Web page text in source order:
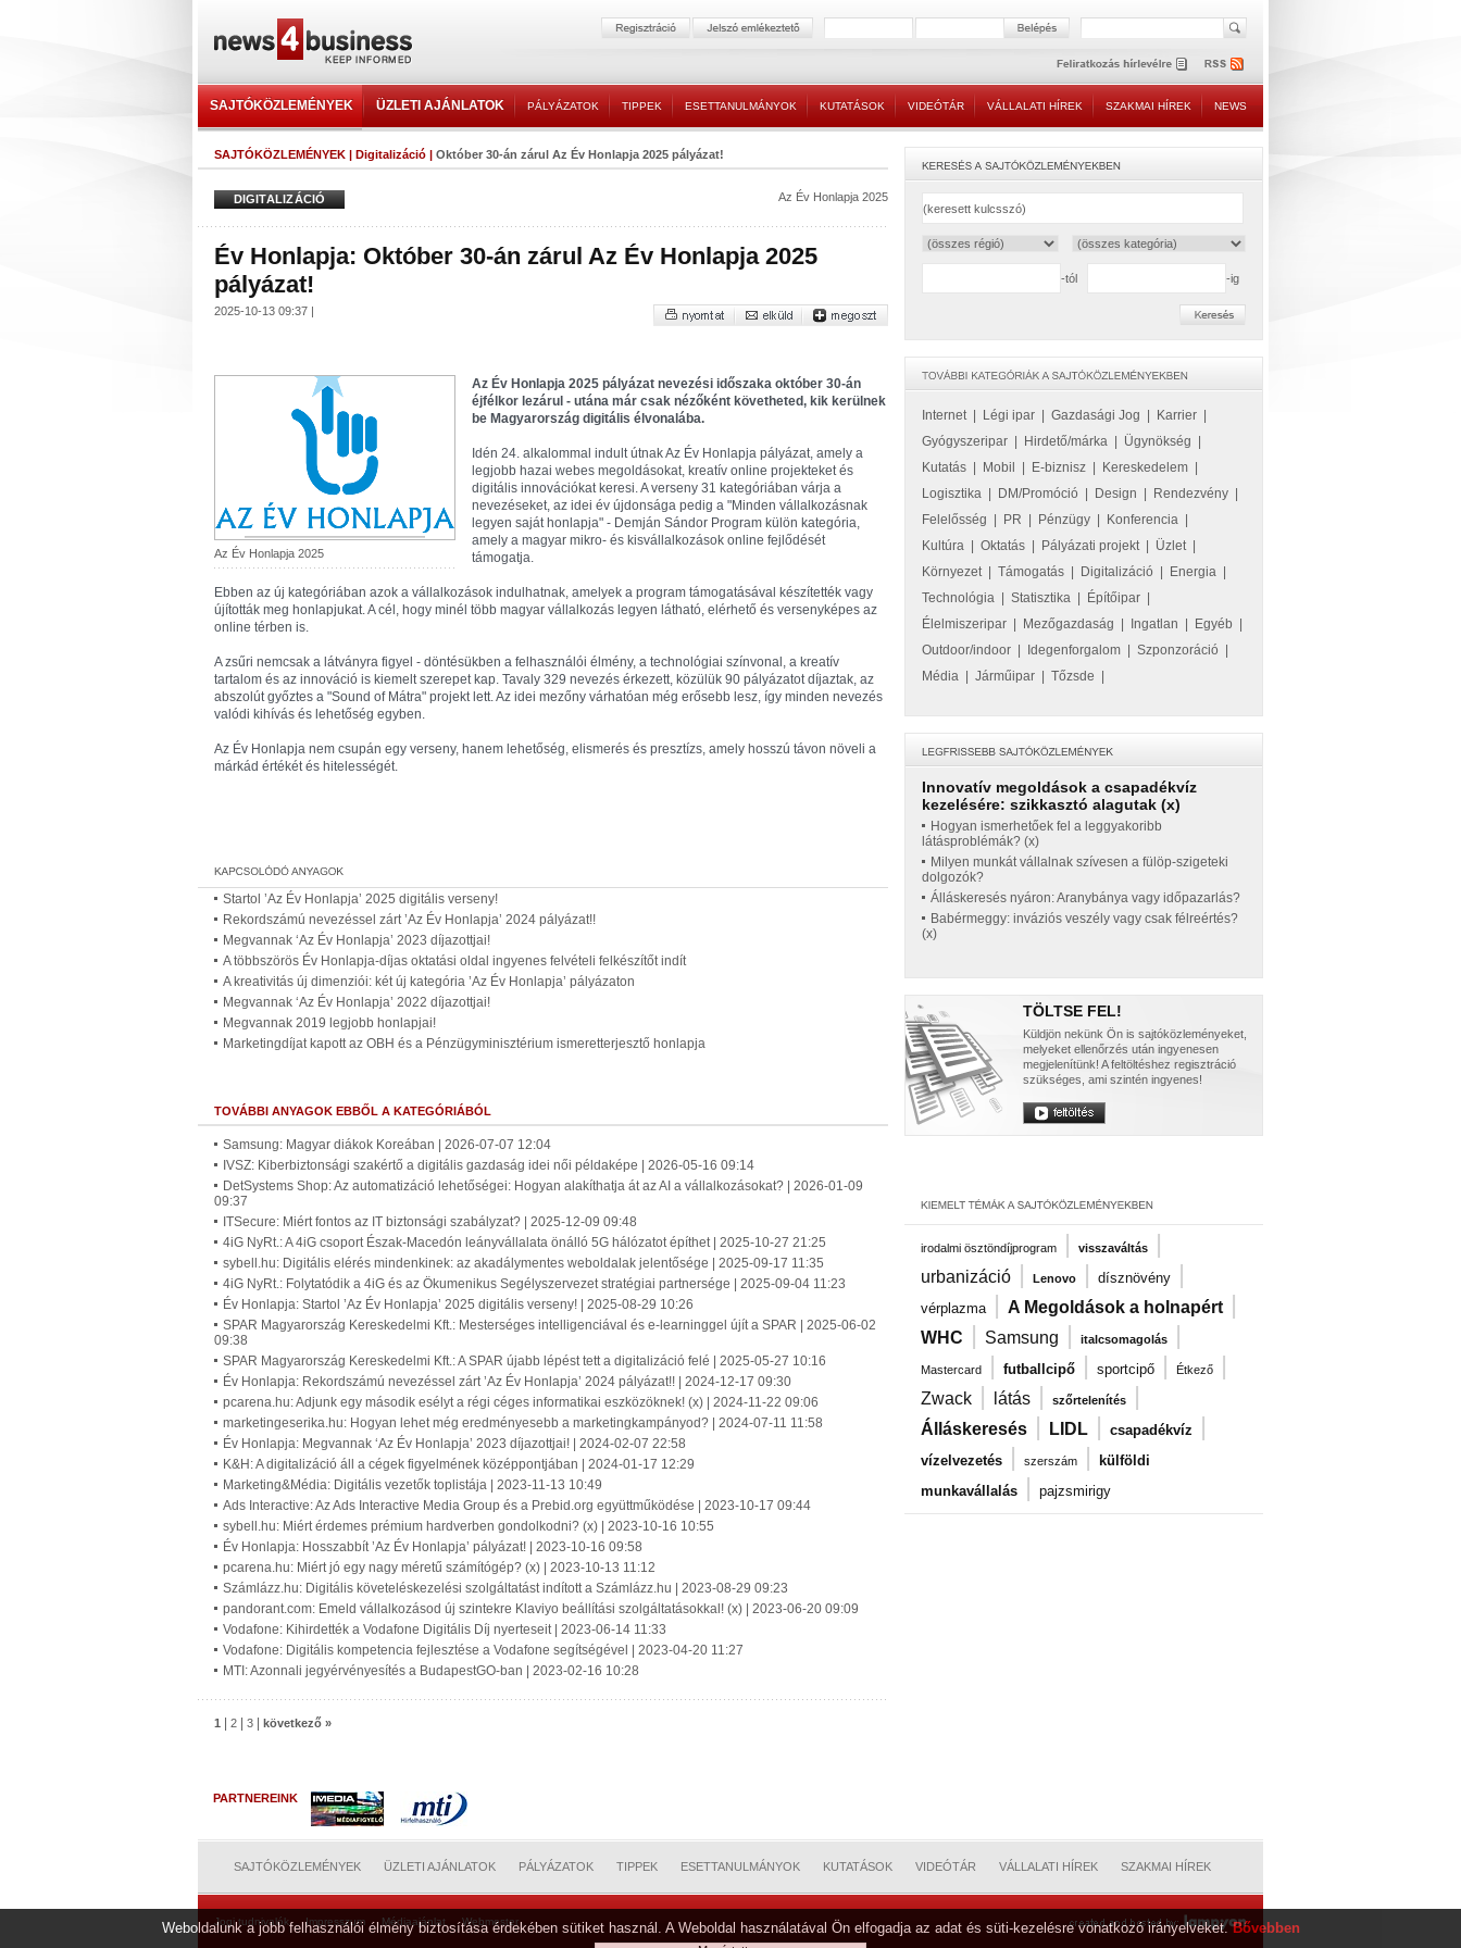
SAJTÓKÖZLEMÉNYEK ÜZLETI AJÁNLATOK PÁLYÁZATOK TIPPEK ESETTANULMÁNYOK KUTATÁSOK VIDEÓTÁR VÁLLALATI HÍREK SZAKMAI HÍREK NEWS
SAJTÓKÖZLEMÉNYEK | Digitalizáció | Október 30-án zárul Az Év Honlapja 2025 pályázat!
DIGITALIZÁCIÓ Az Év Honlapja 2025
Év Honlapja: Október 30-án zárul Az Év Honlapja 2025
pályázat!
2025-10-13 09:37 |
Az Év Honlapja 2025
Az Év Honlapja 2025 pályázat nevezési időszaka október 30-án
éjfélkor lezárul - utána már csak nézőként követheted, kik kerülnek
be Magyarország digitális élvonalába.
Idén 24. alkalommal indult útnak Az Év Honlapja pályázat, amely a
legjobb hazai webes megoldásokat, kreatív online projekteket és
digitális innovációkat keresi. A verseny 31 kategóriában várja a
nevezéseket, az idei év újdonsága pedig a "Minden vállalkozásnak
legyen saját honlapja" - Demján Sándor Program külön kategória,
amely a magyar mikro- és kisvállalkozások online fejlődését
támogatja.
Ebben az új kategóriában azok a vállalkozások indulhatnak, amelyek a program támogatásával készítették vagy
újították meg honlapjukat. A cél, hogy minél több magyar vállalkozás legyen látható, elérhető és versenyképes az
online térben is.
A zsűri nemcsak a látványra figyel - döntésükben a felhasználói élmény, a technológiai színvonal, a kreatív
tartalom és az innováció is kiemelt szerepet kap. Tavaly 329 nevezés érkezett, közülük 90 pályázatot díjaztak, az
abszolút győztes a "Sound of Mátra" projekt lett. Az idei mezőny várhatóan még erősebb lesz, így minden nevezés
valódi kihívás és lehetőség egyben.
Az Év Honlapja nem csupán egy verseny, hanem lehetőség, elismerés és presztízs, amely hosszú távon növeli a
márkád értékét és hitelességét.
Startol ’Az Év Honlapja’ 2025 digitális verseny!
Rekordszámú nevezéssel zárt ’Az Év Honlapja’ 2024 pályázat!!
Megvannak ‘Az Év Honlapja’ 2023 díjazottjai!
A többszörös Év Honlapja-díjas oktatási oldal ingyenes felvételi felkészítőt indít
A kreativitás új dimenziói: két új kategória ’Az Év Honlapja’ pályázaton
Megvannak ‘Az Év Honlapja’ 2022 díjazottjai!
Megvannak 2019 legjobb honlapjai!
Marketingdíjat kapott az OBH és a Pénzügyminisztérium ismeretterjesztő honlapja
TOVÁBBI ANYAGOK EBBŐL A KATEGÓRIÁBÓL
Samsung: Magyar diákok Koreában | 2026-07-07 12:04
IVSZ: Kiberbiztonsági szakértő a digitális gazdaság idei női példaképe | 2026-05-16 09:14
DetSystems Shop: Az automatizáció lehetőségei: Hogyan alakíthatja át az AI a vállalkozásokat? | 2026-01-09
09:37
ITSecure: Miért fontos az IT biztonsági szabályzat? | 2025-12-09 09:48
4iG NyRt.: A 4iG csoport Észak-Macedón leányvállalata önálló 5G hálózatot építhet | 2025-10-27 21:25
sybell.hu: Digitális elérés mindenkinek: az akadálymentes weboldalak jelentősége | 2025-09-17 11:35
4iG NyRt.: Folytatódik a 4iG és az Ökumenikus Segélyszervezet stratégiai partnersége | 2025-09-04 11:23
Év Honlapja: Startol ’Az Év Honlapja’ 2025 digitális verseny! | 2025-08-29 10:26
SPAR Magyarország Kereskedelmi Kft.: Mesterséges intelligenciával és e-learninggel újít a SPAR | 2025-06-02
09:38
SPAR Magyarország Kereskedelmi Kft.: A SPAR újabb lépést tett a digitalizáció felé | 2025-05-27 10:16
Év Honlapja: Rekordszámú nevezéssel zárt ’Az Év Honlapja’ 2024 pályázat!! | 2024-12-17 09:30
pcarena.hu: Adjunk egy második esélyt a régi céges informatikai eszközöknek! (x) | 2024-11-22 09:06
marketingeserika.hu: Hogyan lehet még eredményesebb a marketingkampányod? | 2024-07-11 11:58
Év Honlapja: Megvannak ‘Az Év Honlapja’ 2023 díjazottjai! | 2024-02-07 22:58
K&H: A digitalizáció áll a cégek figyelmének középpontjában | 2024-01-17 12:29
Marketing&Média: Digitális vezetők toplistája | 2023-11-13 10:49
Ads Interactive: Az Ads Interactive Media Group és a Prebid.org együttműködése | 2023-10-17 09:44
sybell.hu: Miért érdemes prémium hardverben gondolkodni? (x) | 2023-10-16 10:55
Év Honlapja: Hosszabbít ’Az Év Honlapja’ pályázat! | 2023-10-16 09:58
pcarena.hu: Miért jó egy nagy méretű számítógép? (x) | 2023-10-13 11:12
Számlázz.hu: Digitális követeléskezelési szolgáltatást indított a Számlázz.hu | 2023-08-29 09:23
pandorant.com: Emeld vállalkozásod új szintekre Klaviyo beállítási szolgáltatásokkal! (x) | 2023-06-20 09:09
Vodafone: Kihirdették a Vodafone Digitális Díj nyerteseit | 2023-06-14 11:33
Vodafone: Digitális kompetencia fejlesztése a Vodafone segítségével | 2023-04-20 11:27
MTI: Azonnali jegyérvényesítés a BudapestGO-ban | 2023-02-16 10:28
1 2 3 következő »
-tól -ig
Internet| Légi ipar Gazdasági Jog Karrier
Gyógyszeripar
Hirdető/márka Ügynökség
Kutatás
Mobil E-biznisz Kereskedelem
Logisztika
DM/Promóció Design Rendezvény
Felelősség
PR Pénzügy Konferencia
Kultúra
Oktatás Pályázati projekt| Üzlet|
Környezet| Támogatás Digitalizáció Energia
Technológia
Statisztika Építőipar
Élelmiszeripar
Mezőgazdaság Ingatlan Egyéb
Outdoor/indoor
Idegenforgalom Szponzoráció
Média
Járműipar Tőzsde
Innovatív megoldások a csapadékvíz
kezelésére: szikkasztó alagutak (x)
Hogyan ismerhetőek fel a leggyakoribb
látásproblémák? (x)
Milyen munkát vállalnak szívesen a fülöp-szigeteki
dolgozók?
Álláskeresés nyáron: Aranybánya vagy időpazarlás?
Babérmeggy: inváziós veszély vagy csak félreértés?
(x)
TÖLTSE FEL!
Küldjön nekünk Ön is sajtóközleményeket,
melyeket ellenőrzés után ingyenesen
megjelenítünk! A feltöltéshez regisztráció
szükséges, ami szintén ingyenes!
irodalmi ösztöndíjprogram | visszaváltás |
urbanizáció | Lenovo | dísznövény |
vérplazma | A Megoldások a holnapért |
WHC | Samsung | italcsomagolás |
Mastercard | futballcipő | sportcipő | Étkező |
Zwack | látás | szőrtelenítés |
Álláskeresés | LIDL | csapadékvíz |
vízelvezetés | szerszám |
külföldi
munkavállalás | pajzsmirigy
PARTNEREINK
SAJTÓKÖZLEMÉNYEK ÜZLETI AJÁNLATOK PÁLYÁZATOK TIPPEK ESETTANULMÁNYOK KUTATÁSOK VIDEÓTÁR VÁLLALATI HÍREK SZAKMAI HÍREK
Jogi tudnivalók Impresszum Médiaajánlat Webmester
Weboldalunk a jobb felhasználói élmény biztosítása érdekében sütiket használ. A Weboldal használatával Ön elfogadja az adat és süti-kezelésre vonatkozó irányelveket.Bővebben